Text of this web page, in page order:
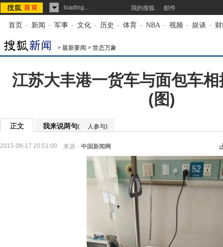
loading... 我的搜狐 邮件
首页 - 新闻 - 军事 - 文化 - 历史 - 体育 - NBA - 视频 - 娱谈 -
> 最新要闻 > 世态万象
江苏大丰港一货车与面包车
(图)
正文 我来说两句( 人参与)
2015-08-17 20:51:00 来源： 中国新闻网